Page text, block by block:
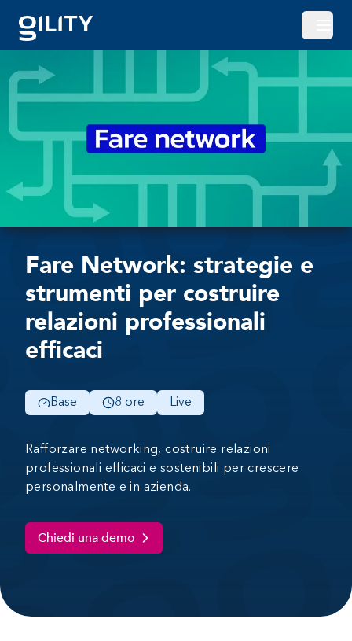
Apri
Fare Network: strategie e
strumenti per costruire
relazioni professionali
efficaci
Base 8 ore Live
Rafforzare networking, costruire relazioni
professionali efficaci e sostenibili per crescere
personalmente e in azienda.
Chiedi una demo